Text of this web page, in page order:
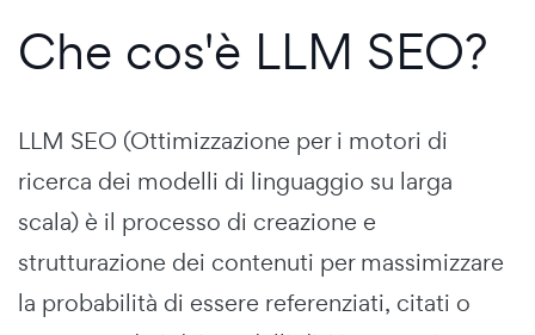
Che cos'è LLM SEO?
LLM SEO (Ottimizzazione per i motori di
ricerca dei modelli di linguaggio su larga
scala) è il processo di creazione e
strutturazione dei contenuti per massimizzare
la probabilità di essere referenziati, citati o